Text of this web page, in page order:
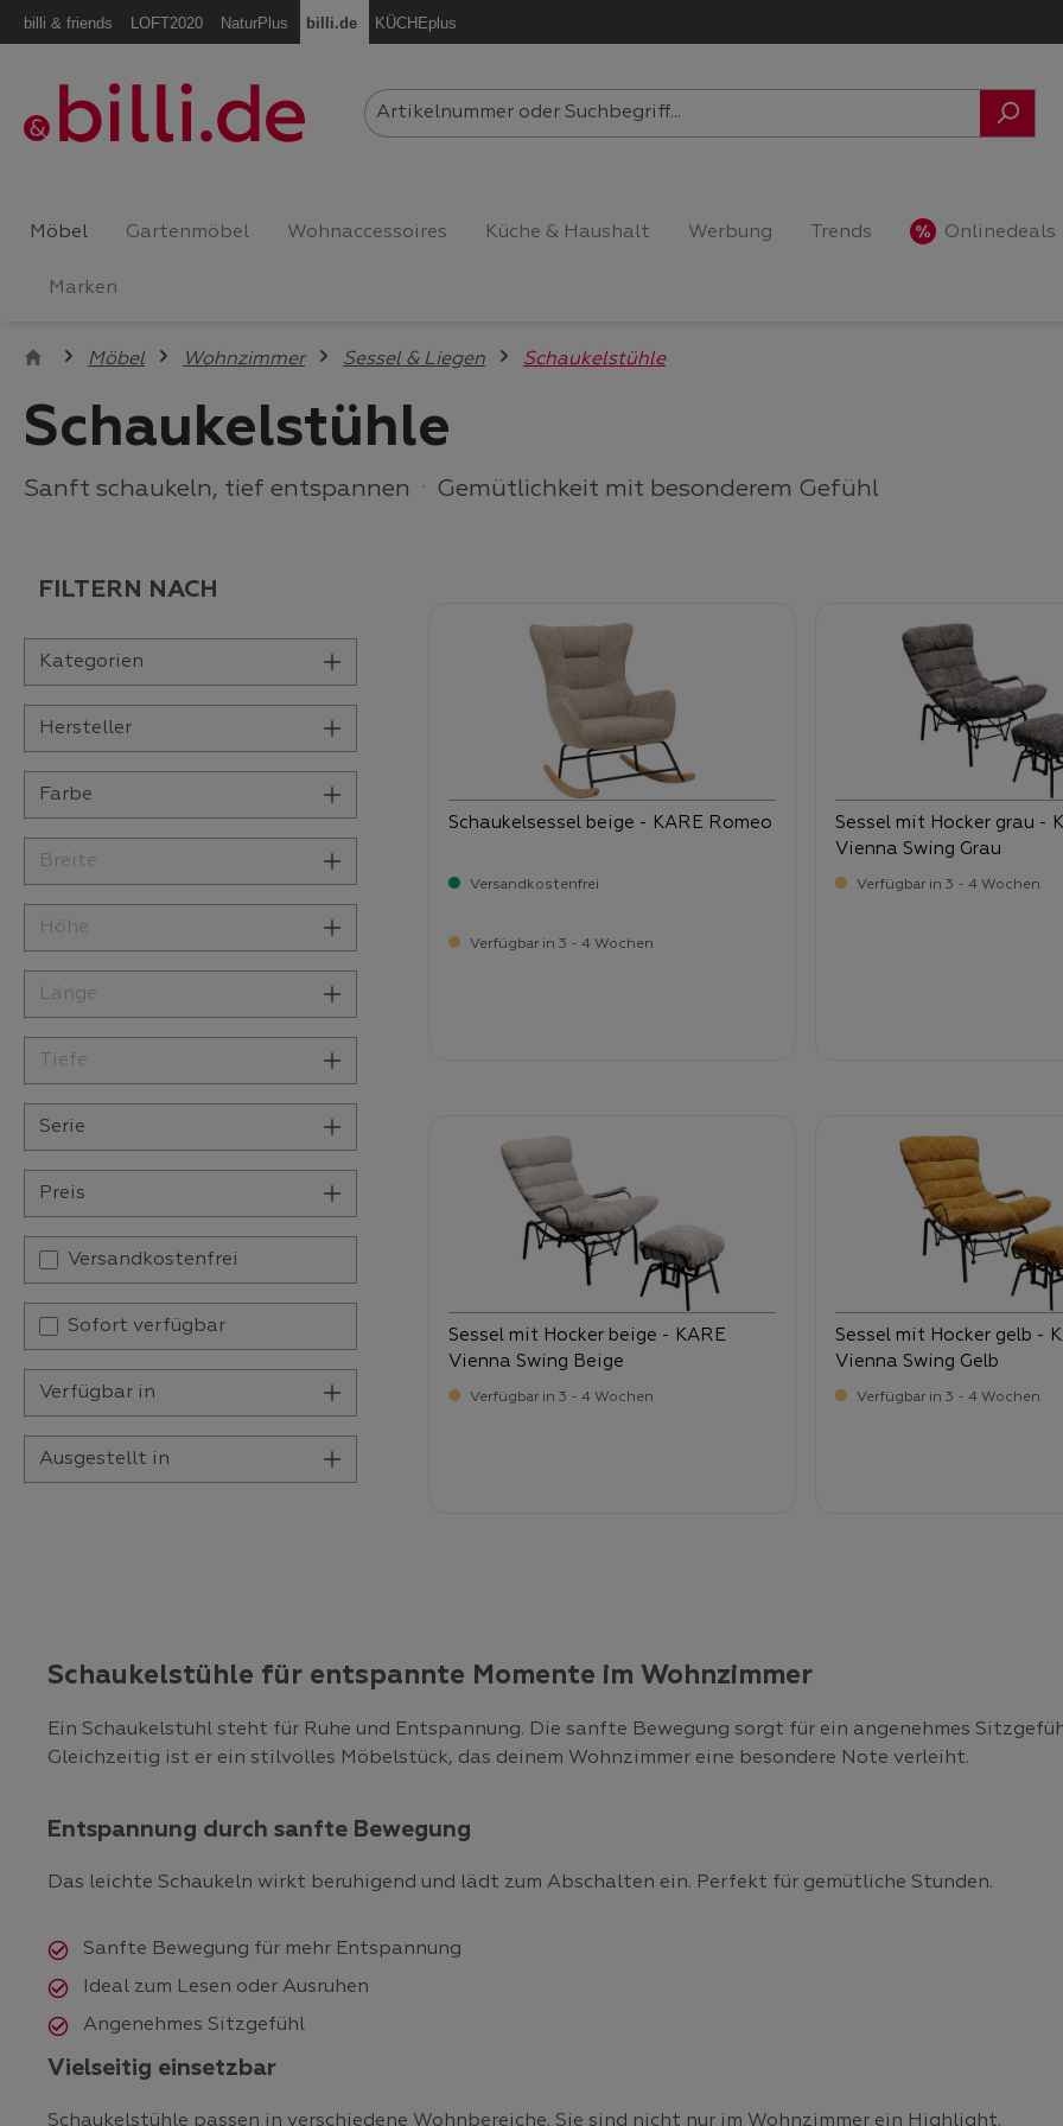
Hauptinhalt springen
Zur Suche springen
Zur Hauptnavigation springen
billi & friends LOFT2020 NaturPlus billi.de KÜCHEplus
Möbel Gartenmöbel Wohnaccessoires Küche & Haushalt Werbung Trends Onlinedeals
Marken
Möbel Wohnzimmer Sessel & Liegen Schaukelstühle
Schaukelstühle
Sanft schaukeln, tief entspannen · Gemütlichkeit mit besonderem Gefühl
FILTERN NACH
Kategorien
Hersteller
Farbe
Breite
Höhe
Länge
Tiefe
Serie
Preis
Filter hinzufügen: Versandkostenfrei
Versandkostenfrei
Sofort verfügbar
Verfügbar in
Ausgestellt in
Schaukelsessel beige - KARE Romeo
Versandkostenfrei
Verfügbar in 3 - 4 Wochen
Sessel mit Hocker grau -
Vienna Swing Grau
Verfügbar in 3 - 4 Wochen
Sessel mit Hocker beige - KARE
Vienna Swing Beige
Verfügbar in 3 - 4 Wochen
Sessel mit Hocker gelb -
Vienna Swing Gelb
Verfügbar in 3 - 4 Wochen
Schaukelstühle für entspannte Momente im Wohnzimmer
Ein Schaukelstuhl steht für Ruhe und Entspannung. Die sanfte Bewegung sorgt für ein angenehmes
Gleichzeitig ist er ein stilvolles Möbelstück, das deinem Wohnzimmer eine besondere Note verleiht.
Entspannung durch sanfte Bewegung
Das leichte Schaukeln wirkt beruhigend und lädt zum Abschalten ein. Perfekt für gemütliche Stunden.
Sanfte Bewegung für mehr Entspannung
Ideal zum Lesen oder Ausruhen
Angenehmes Sitzgefühl
Vielseitig einsetzbar
Schaukelstühle passen in verschiedene Wohnbereiche. Sie sind nicht nur im Wohnzimmer ein Highlight.